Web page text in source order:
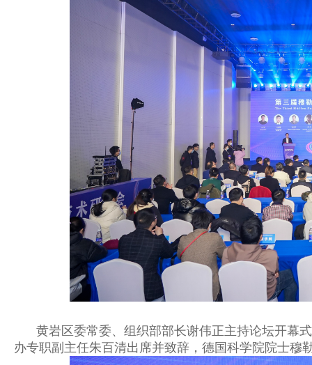
黄岩区委常委、组织部部长谢伟正主持论坛开幕
办专职副主任朱百清出席并致辞， 德国科学院院士穆